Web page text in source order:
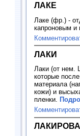
ЛАКЕ
Лаке (фр.) -
капроновым и
ЛАКИ
Лаки (от нем.
которые
материала
кожи) и
пленки.